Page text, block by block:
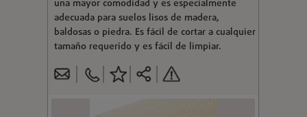
una mayor comodidad y es especialmente
adecuada para suelos lisos de madera,
baldosas o piedra. Es fácil de cortar a cualquier
tamaño requerido y es fácil de limpiar.